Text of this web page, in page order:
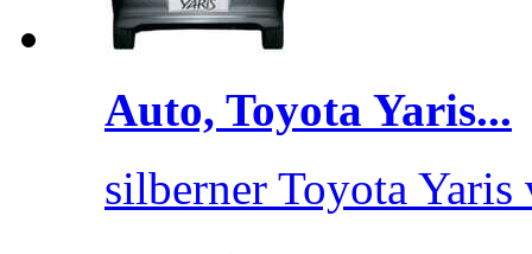
Auto, Toyota Yaris...
silberner Toyota